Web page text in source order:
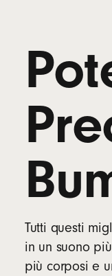
Tutti questi
in un suono
più corposi e